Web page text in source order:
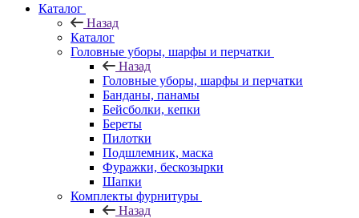
Каталог
Назад
Каталог
Головные уборы, шарфы и перчатки
Назад
Головные уборы, шарфы и перчатки
Банданы, панамы
Бейсболки, кепки
Береты
Пилотки
Подшлемник, маска
Фуражки, бескозырки
Шапки
Комплекты фурнитуры
Назад